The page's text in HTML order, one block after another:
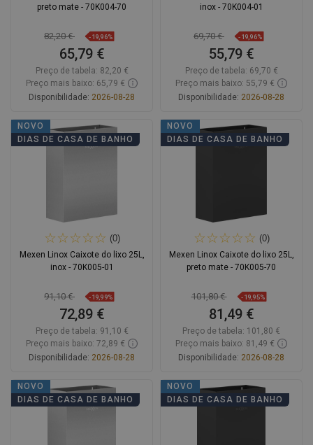
preto mate - 70K004-70
82,20 € -19,96%
65,79 €
Preço de tabela: 82,20 €
Preço mais baixo: 65,79 €
Disponibilidade: 2026-08-28
Adicionar
inox - 70K004-01
69,70 € -19,96%
55,79 €
Preço de tabela: 69,70 €
Preço mais baixo: 55,79 €
Disponibilidade: 2026-08-28
Adicionar
NOVO
DIAS DE CASA DE BANHO
(0)
Mexen Linox Caixote do lixo 25L,
inox - 70K005-01
91,10 € -19,99%
72,89 €
Preço de tabela: 91,10 €
Preço mais baixo: 72,89 €
Disponibilidade: 2026-08-28
Adicionar
NOVO
DIAS DE CASA DE BANHO
(0)
Mexen Linox Caixote do lixo 25L,
preto mate - 70K005-70
101,80 € -19,95%
81,49 €
Preço de tabela: 101,80 €
Preço mais baixo: 81,49 €
Disponibilidade: 2026-08-28
Adicionar
NOVO
DIAS DE CASA DE BANHO
NOVO
DIAS DE CASA DE BANHO